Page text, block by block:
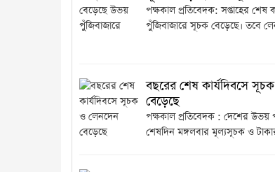
পক্ষকাল প্রতিবেদক: সপ্তাহের শেষ
পুঁজিবাজারে সূচক বেড়েছে। তবে
বছরের শেষ কার্যদিবসে
বেড়েছে
পক্ষকাল প্রতিবেদক : দেশের উভয়
শেষদিন মঙ্গলবার মূল্যসূচক ও